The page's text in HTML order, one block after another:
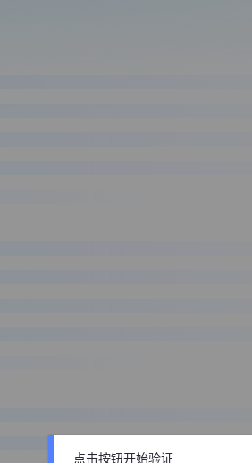
点击按钮开始验证